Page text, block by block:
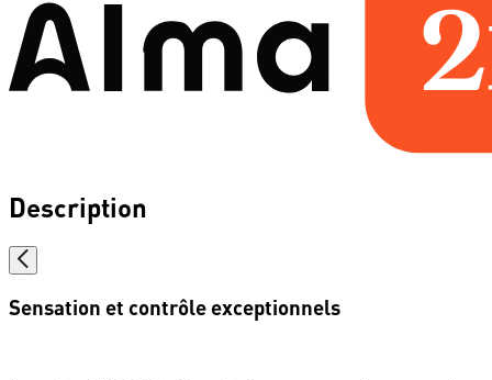
Description
Sensation et contrôle exceptionnels